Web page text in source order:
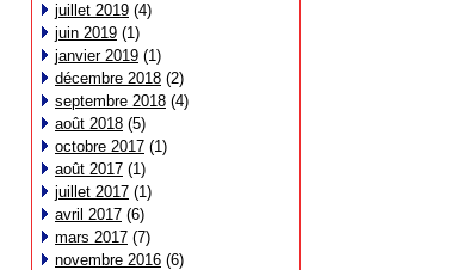
juillet 2019 (4)
juin 2019 (1)
janvier 2019 (1)
décembre 2018 (2)
septembre 2018 (4)
août 2018 (5)
octobre 2017 (1)
août 2017 (1)
juillet 2017 (1)
avril 2017 (6)
mars 2017 (7)
novembre 2016 (6)